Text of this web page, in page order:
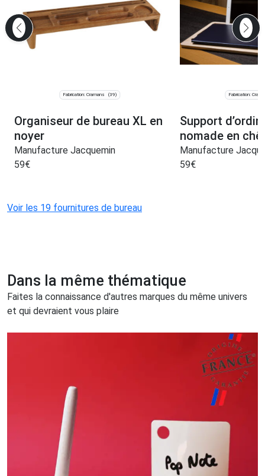
Fabrication: Cramans (39)
Organiseur de bureau XL en
noyer
Manufacture Jacquemin
59€
Fabrication:
Support
nomade en
Manufacture
59€
Voir les 19 fournitures de bureau
Dans la même thématique
Faites la connaissance d'autres marques du même univers
et qui devraient vous plaire